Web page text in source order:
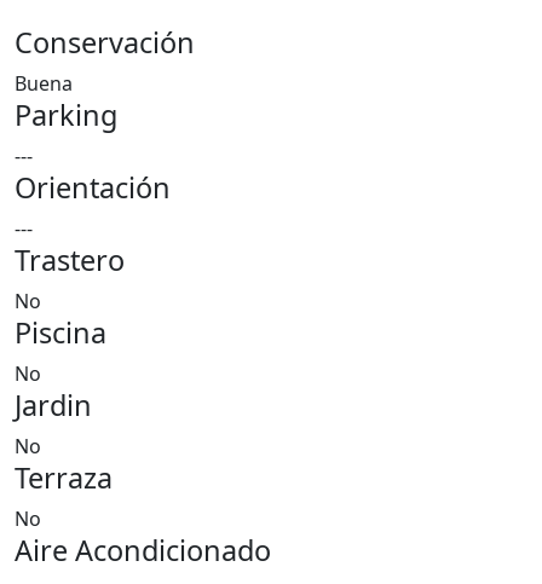
Conservación
Buena
Parking
---
Orientación
---
Trastero
No
Piscina
No
Jardin
No
Terraza
No
Aire Acondicionado